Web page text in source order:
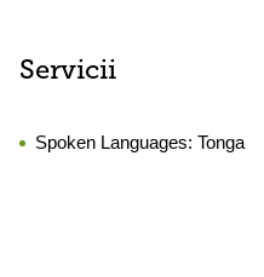
Servicii
Spoken Languages: Tonga